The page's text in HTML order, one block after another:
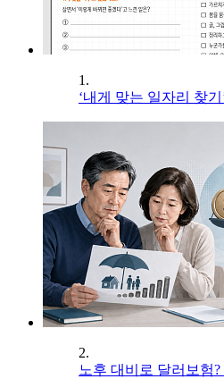
1.
‘내게 맞는 일자리 찾
2.
노후 대비로 달러보험